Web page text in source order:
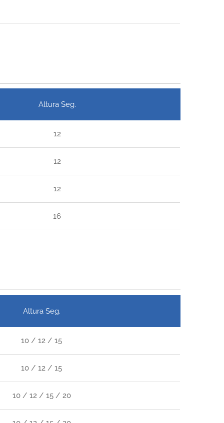
Altura Seg.
12
12
12
16
Altura Seg.
10 / 12 / 15
10 / 12 / 15
10 / 12 / 15 / 20